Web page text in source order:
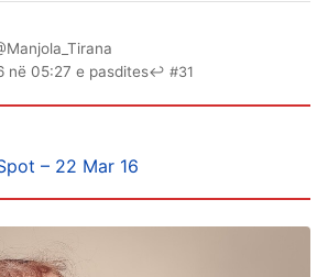
në 05:27 e pasdites↩ #31
– 22 Mar 16